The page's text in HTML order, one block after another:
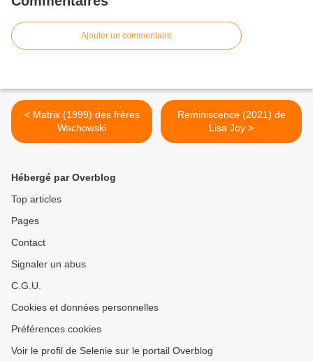
Ajouter un commentaire
< Matrix (1999) des frères
Wachowski
Reminiscence (2021) de
Lisa Joy >
Hébergé par Overblog
Top articles
Pages
Contact
Signaler un abus
C.G.U.
Cookies et données personnelles
Préférences cookies
Voir le profil de Selenie sur le portail Overblog